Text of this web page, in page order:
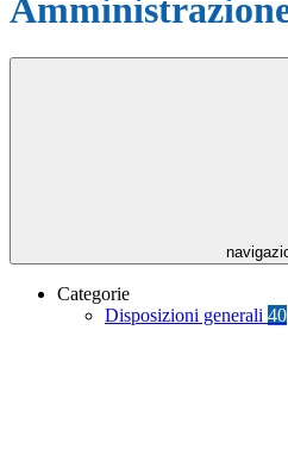
Categorie
Disposizioni generali 40